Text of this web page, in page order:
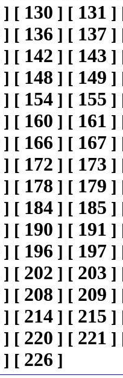
] [ 130 ] [ 131 ]
] [ 136 ] [ 137 ]
] [ 142 ] [ 143 ]
] [ 148 ] [ 149 ]
] [ 154 ] [ 155 ]
] [ 160 ] [ 161 ]
] [ 166 ] [ 167 ]
] [ 172 ] [ 173 ]
] [ 178 ] [ 179 ]
] [ 184 ] [ 185 ]
] [ 190 ] [ 191 ]
] [ 196 ] [ 197 ]
] [ 202 ] [ 203 ]
] [ 208 ] [ 209 ]
] [ 214 ] [ 215 ]
] [ 220 ] [ 221 ]
] [ 226 ]